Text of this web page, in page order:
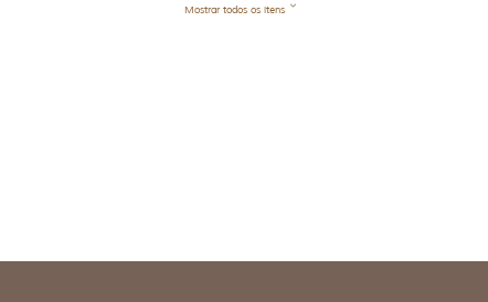
Mostrar todos os itens